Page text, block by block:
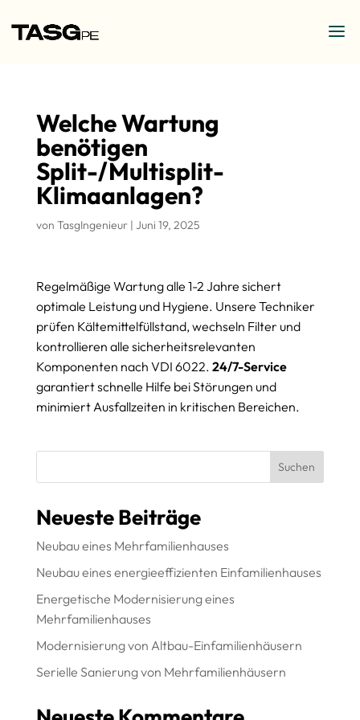
Welche Wartung
benötigen
Split-/Multisplit-
Klimaanlagen?
von TasgIngenieur | Juni 19, 2025
Regelmäßige Wartung alle 1-2 Jahre sichert
optimale Leistung und Hygiene. Unsere Techniker
prüfen Kältemittelfüllstand, wechseln Filter und
kontrollieren alle sicherheitsrelevanten
Komponenten nach VDI 6022. 24/7-Service
garantiert schnelle Hilfe bei Störungen und
minimiert Ausfallzeiten in kritischen Bereichen.
Suchen
Neueste Beiträge
Neubau eines Mehrfamilienhauses
Neubau eines energieeffizienten Einfamilienhauses
Energetische Modernisierung eines
Mehrfamilienhauses
Modernisierung von Altbau-Einfamilienhäusern
Serielle Sanierung von Mehrfamilienhäusern